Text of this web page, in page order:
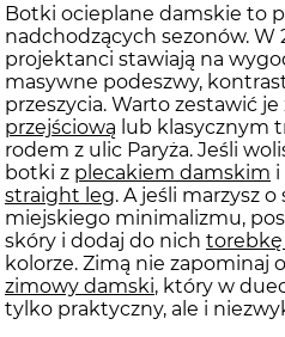
Botki ocieplane damskie to
nadchodzących sezonów. W
projektanci stawiają na
masywne podeszwy,
przeszycia. Warto zestawić je
przejściową lub klasycznym
rodem z ulic Paryża. Jeśli
botki z plecakiem damskim
straight leg. A jeśli marzysz
miejskiego minimalizmu,
skóry i dodaj do nich torebkę
kolorze. Zimą nie zapominaj
zimowy damski, który w
tylko praktyczny, ale i